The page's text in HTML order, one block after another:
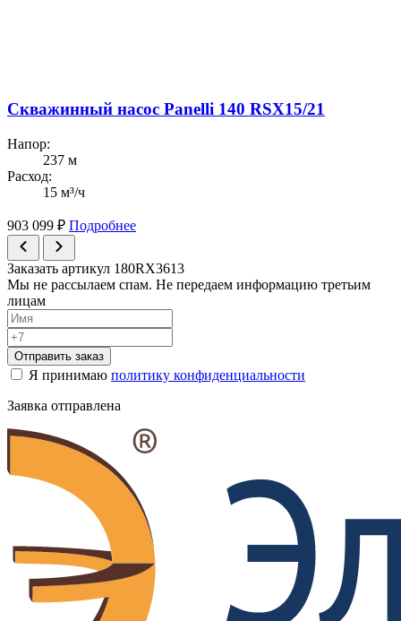
Скважинный насос Panelli 140 RSX15/21
Напор:
237 м
Расход:
15 м³/ч
903 099 ₽ Подробнее
Заказать артикул 180RX3613
Мы не рассылаем спам. Не передаем информацию третьим
лицам
Отправить заказ
Я принимаю политику конфиденциальности
Заявка отправлена